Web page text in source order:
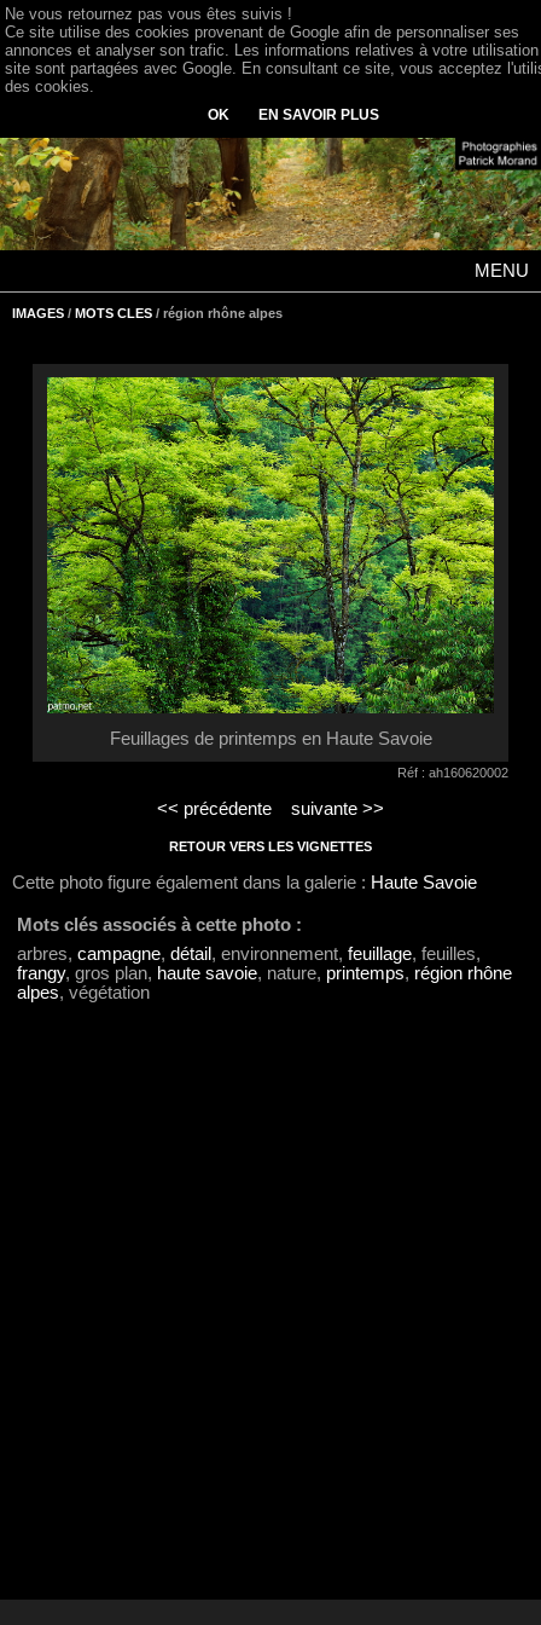
MENU
IMAGES / MOTS CLES / région rhône alpes
Feuillages de printemps en Haute Savoie
Réf : ah160620002
<< précédente suivante >>
RETOUR VERS LES VIGNETTES
Cette photo figure également dans la galerie : Haute Savoie
Mots clés associés à cette photo :
arbres, campagne, détail , environnement, feuillage, feuilles,
frangy, gros plan, haute savoie, nature, printemps, région rhône
alpes, végétation
Ne vous retournez pas vous êtes suivis !
Ce site utilise des cookies provenant de Google afin de personnaliser ses
annonces et analyser son trafic. Les informations relatives à votre
site sont partagées avec Google. En consultant ce site, vous acceptez
des cookies.
OK EN SAVOIR PLUS